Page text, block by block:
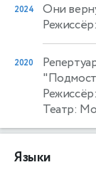
2024 Они
2020
Театр:
Языки